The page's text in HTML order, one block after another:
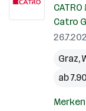
Catro
Graz,
ab
Merken